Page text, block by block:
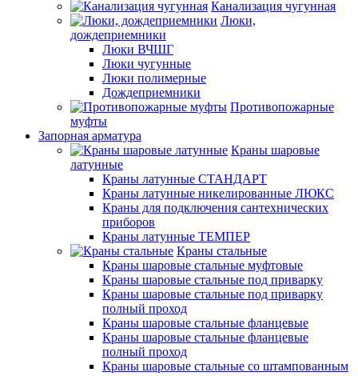
Канализация чугунная
Люки,
дождеприемники
Люки ВЧШГ
Люки чугунные
Люки полимерные
Дождеприемники
Противопожарные
муфты
Запорная арматура
Краны шаровые
латунные
Краны латунные СТАНДАРТ
Краны латунные никелированные ЛЮКС
Краны для подключения сантехнических
приборов
Краны латунные ТЕМПЕР
Краны стальные
Краны шаровые стальные муфтовые
Краны шаровые стальные под приварку
Краны шаровые стальные под приварку
полный проход
Краны шаровые стальные фланцевые
Краны шаровые стальные фланцевые
полный проход
Краны шаровые стальные со штампованным